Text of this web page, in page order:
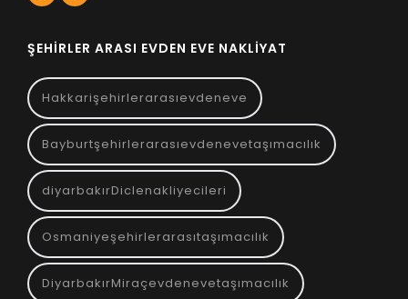
ŞEHIRLER ARASI EVDEN EVE NAKLIYAT
Hakkarişehirlerarasıevdeneve
Bayburtşehirlerarasıevdenevetaşımacılık
diyarbakırDiclenakliyecileri
Osmaniyeşehirlerarasıtaşımacılık
DiyarbakırMiraçevdenevetaşımacılık